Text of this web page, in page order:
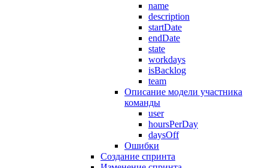
name
description
startDate
endDate
state
workdays
isBacklog
team
Описание модели участника
команды
user
hoursPerDay
daysOff
Ошибки
Создание спринта